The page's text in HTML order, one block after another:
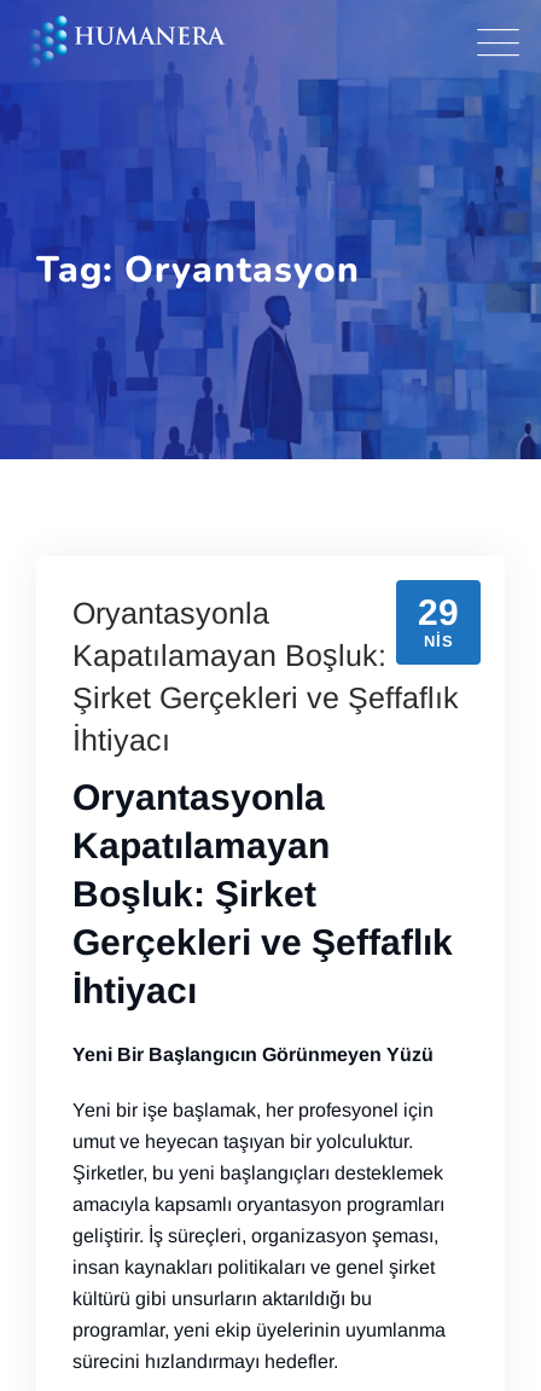
Tag: Oryantasyon
29
NIS
Oryantasyonla
Kapatılamayan Boşluk:
Şirket Gerçekleri ve Şeffaflık
İhtiyacı
Oryantasyonla
Kapatılamayan
Boşluk: Şirket
Gerçekleri ve Şeffaflık
İhtiyacı
Yeni Bir Başlangıcın Görünmeyen Yüzü
Yeni bir işe başlamak, her profesyonel için
umut ve heyecan taşıyan bir yolculuktur.
Şirketler, bu yeni başlangıçları desteklemek
amacıyla kapsamlı oryantasyon programları
geliştirir. İş süreçleri, organizasyon şeması,
insan kaynakları politikaları ve genel şirket
kültürü gibi unsurların aktarıldığı bu
programlar, yeni ekip üyelerinin uyumlanma
sürecini hızlandırmayı hedefler.